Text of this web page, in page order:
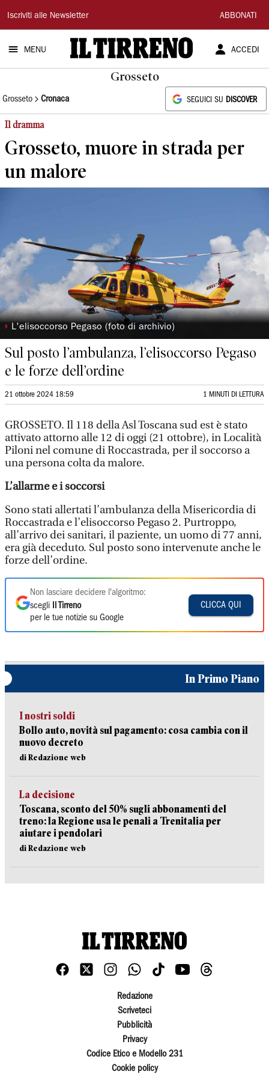
Il
Tirreno
Iscriviti alle Newsletter ABBONATI
MENU ACCEDI
Grosseto
Grosseto Cronaca SEGUICI SU DISCOVER
Il dramma
Grosseto, muore in strada per
un malore
◗ L'elisoccorso Pegaso (foto di archivio)
Sul posto l’ambulanza, l’elisoccorso Pegaso
e le forze dell’ordine
21 ottobre 2024 18:59 1 MINUTI DI LETTURA
GROSSETO. Il 118 della Asl Toscana sud est è stato
attivato attorno alle 12 di oggi (21 ottobre), in Località
Piloni nel comune di Roccastrada, per il soccorso a
una persona colta da malore.
L’allarme e i soccorsi
Sono stati allertati l’ambulanza della Misericordia di
Roccastrada e l’elisoccorso Pegaso 2. Purtroppo,
all’arrivo dei sanitari, il paziente, un uomo di 77 anni,
era già deceduto. Sul posto sono intervenute anche le
forze dell’ordine.
Non lasciare decidere l'algoritmo:
scegli
Il Tirreno
per le tue notizie su Google
CLICCA QUI
In Primo Piano
I nostri soldi
Bollo auto, novità sul pagamento: cosa cambia con il
nuovo decreto
di Redazione web
La decisione
Toscana, sconto del 50% sugli abbonamenti del
treno: la Regione usa le penali a Trenitalia per
aiutare i pendolari
di Redazione web
Redazione
Scriveteci
Pubblicità
Privacy
Codice Etico e Modello 231
Cookie policy